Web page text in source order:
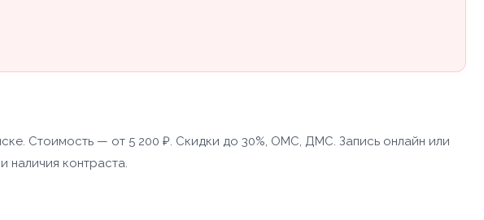
Стоимость — от 5 200 ₽. Скидки до 30%, ОМС, ДМС. Запись онлайн или
наличия контраста.